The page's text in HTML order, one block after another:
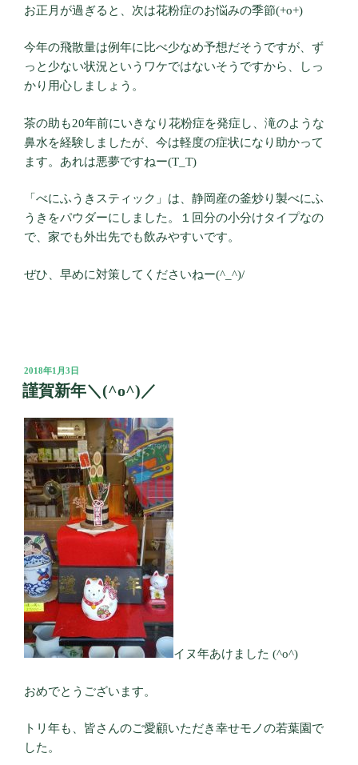
お正月が過ぎると、次は花粉症のお悩みの季節(+o+)
今年の飛散量は例年に比べ少なめ予想だそうですが、ず
っと少ない状況というワケではないそうですから、しっ
かり用心しましょう。
茶の助も20年前にいきなり花粉症を発症し、滝のような
鼻水を経験しましたが、今は軽度の症状になり助かって
ます。あれは悪夢ですねー(T_T)
「べにふうきスティック」は、静岡産の釜炒り製べにふ
うきをパウダーにしました。１回分の小分けタイプなの
で、家でも外出先でも飲みやすいです。
ぜひ、早めに対策してくださいねー(^_^)/
投
稿
日:
2018年1月3日
謹賀新年＼(^o^)／
イヌ年あけました (^o^)
おめでとうございます。
トリ年も、皆さんのご愛顧いただき幸せモノの若葉園で
した。